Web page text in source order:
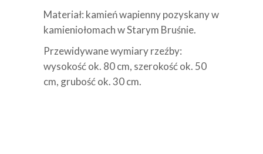
Materiał: kamień wapienny pozyskany w
kamieniołomach w Starym Bruśnie.
Przewidywane wymiary rzeźby:
wysokość ok. 80 cm, szerokość ok. 50
cm, grubość ok. 30 cm.